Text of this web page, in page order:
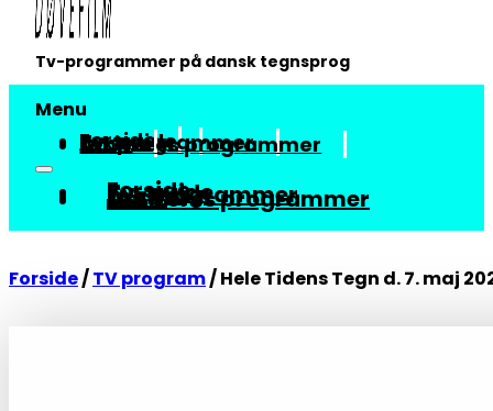
Tv-programmer på dansk tegnsprog
Menu
Forside
Tv-guide
Tv-programmer
Arkiv
Om vores programmer
Forside
Tv-guide
Tv-programmer
Arkiv
Om vores programmer
Forside/TV program/Hele Tidens Tegn d. 7. maj